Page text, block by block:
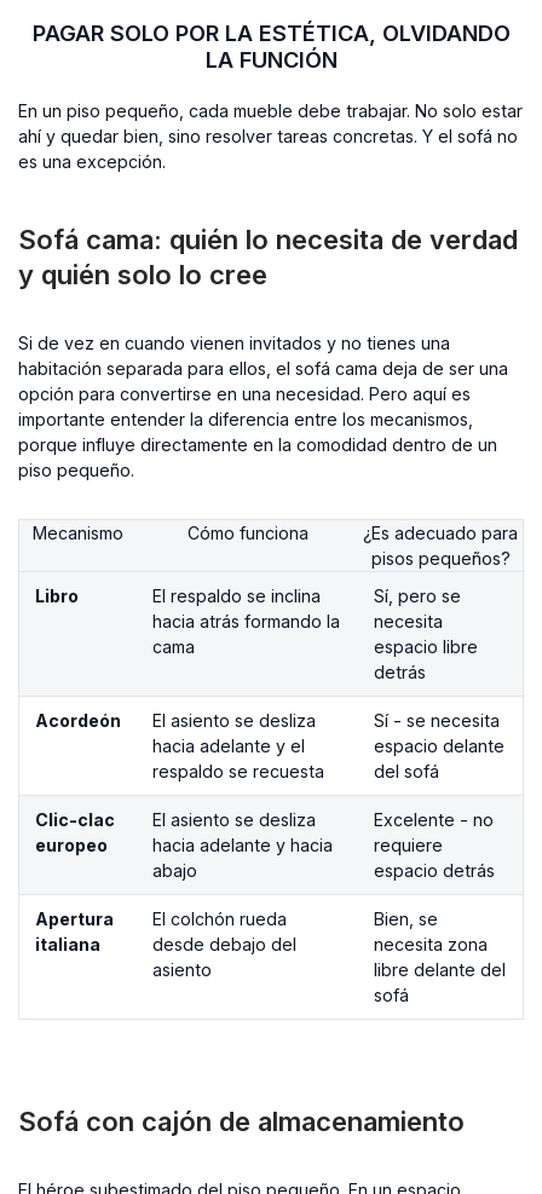
PAGAR SOLO POR LA ESTÉTICA, OLVIDANDO
LA FUNCIÓN
En un piso pequeño, cada mueble debe trabajar. No solo estar
ahí y quedar bien, sino resolver tareas concretas. Y el sofá no
es una excepción.
Sofá cama: quién lo necesita de verdad
y quién solo lo cree
Si de vez en cuando vienen invitados y no tienes una
habitación separada para ellos, el sofá cama deja de ser una
opción para convertirse en una necesidad. Pero aquí es
importante entender la diferencia entre los mecanismos,
porque influye directamente en la comodidad dentro de un
piso pequeño.
Mecanismo Cómo funciona
¿Es adecuado para
pisos pequeños?
Libro
El respaldo se inclina
hacia atrás formando la
cama
Sí, pero se
necesita
espacio libre
detrás
Acordeón
El asiento se desliza
hacia adelante y el
respaldo se recuesta
Sí - se necesita
espacio delante
del sofá
Clic-clac
europeo
El asiento se desliza
hacia adelante y hacia
abajo
Excelente - no
requiere
espacio detrás
Apertura
italiana
El colchón rueda
desde debajo del
asiento
Bien, se
necesita zona
libre delante del
sofá
Sofá con cajón de almacenamiento
El héroe subestimado del piso pequeño. En un espacio